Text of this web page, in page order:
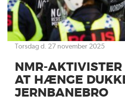
torsdag d. 27 november 2025
NMR-
AT HÆNGE
JERNBANEBRO